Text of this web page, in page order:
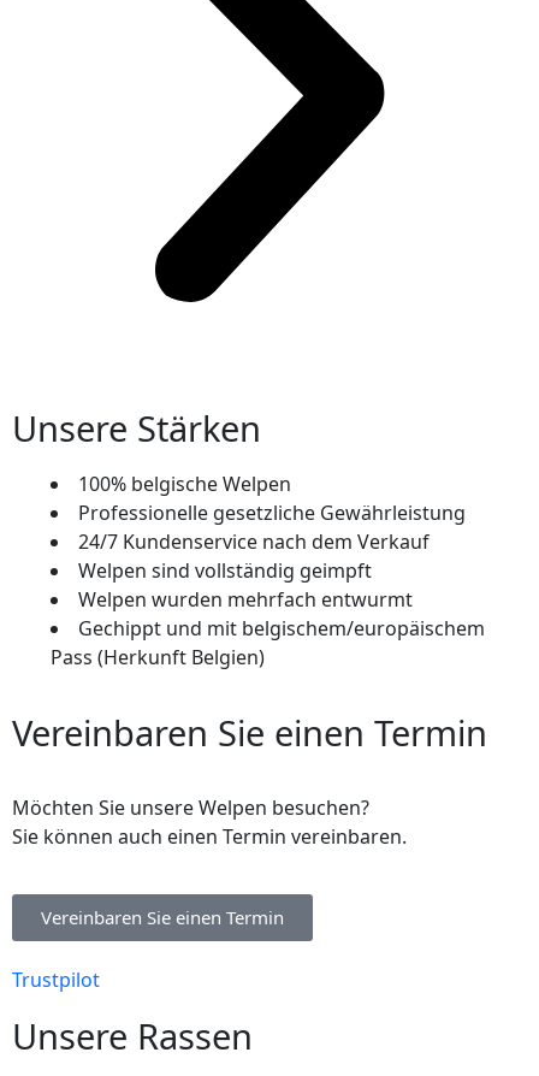
Unsere Stärken
100% belgische Welpen
Professionelle gesetzliche Gewährleistung
24/7 Kundenservice nach dem Verkauf
Welpen sind vollständig geimpft
Welpen wurden mehrfach entwurmt
Gechippt und mit belgischem/europäischem
Pass (Herkunft Belgien)
Vereinbaren Sie einen Termin
Möchten Sie unsere Welpen besuchen?
Sie können auch einen Termin vereinbaren.
Vereinbaren Sie einen Termin
Trustpilot
Unsere Rassen